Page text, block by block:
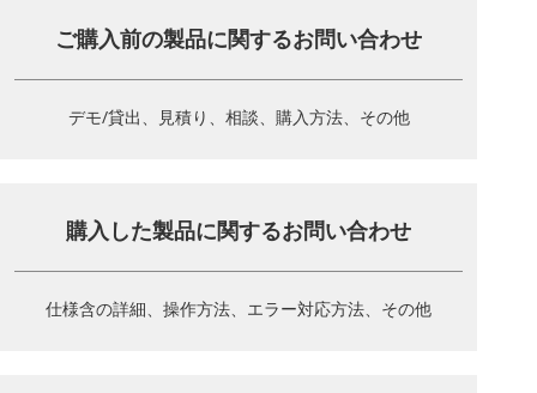
ご購入前の製品に関するお問い合わせ
デモ/貸出、見積り、相談、 購入方法、その他
購入した製品に関するお問い合わせ
仕様含の詳細、操作方法、 エラー対応方法、その他